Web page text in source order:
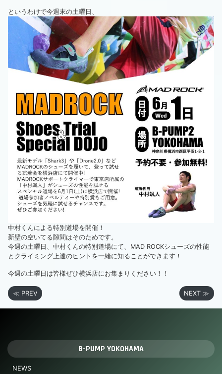
というわけで今週末の土曜日、
中村くんによる特別道場を開催！
新壁の空いてる隙間はそのためです。
今週の土曜日、中村くんの特別道場にて、MAD ROCKシューズの性能
とクライミング上達のヒントを一緒に知ることができます！
今週の土曜日は皆様ぜひ横浜店にお集まりください！！
≪ PREV NEXT ≫
B-PUMP YOKOHAMA
NEWS